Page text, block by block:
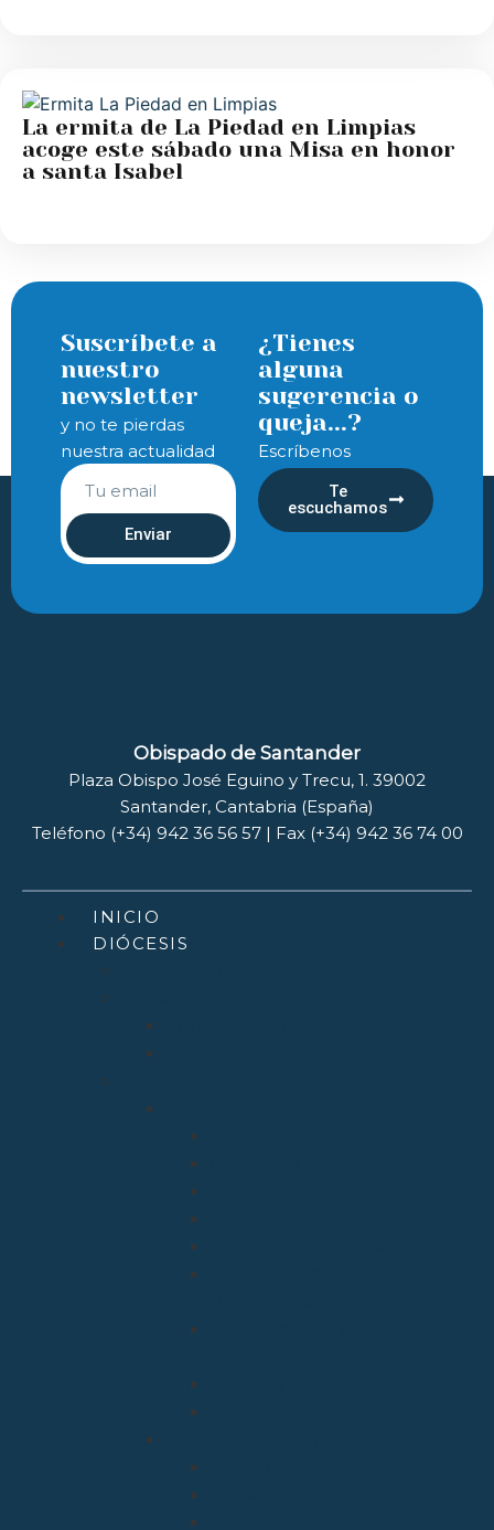
La ermita de La Piedad en Limpias
acoge este sábado una Misa en honor
a santa Isabel
Suscríbete a
nuestro
newsletter
y no te pierdas
nuestra actualidad
Enviar
¿Tienes
alguna
sugerencia o
queja...?
Escríbenos
Te
escuchamos
Obispado de Santander
Plaza Obispo José Eguino y Trecu, 1. 39002
Santander, Cantabria (España)
Teléfono (+34) 942 36 56 57 | Fax (+34) 942 36 74 00
INICIO
DIÓCESIS